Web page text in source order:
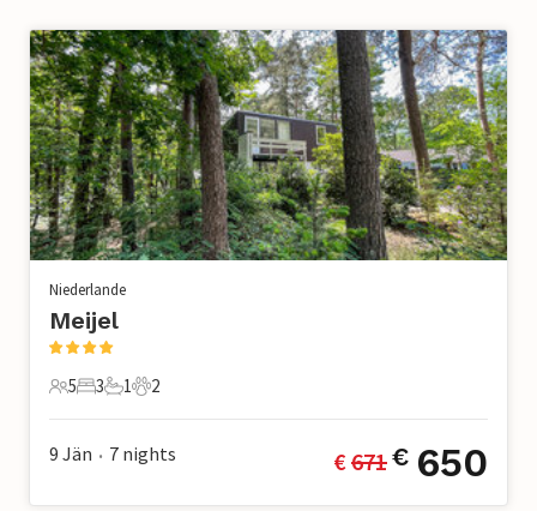
Niederlande
Meijel
5 Gäste
5
3 Schlafzimmer
3
1 Badezimmer
1
2 Haustiere
2
9 Jän • 7 nights € 671€ 650